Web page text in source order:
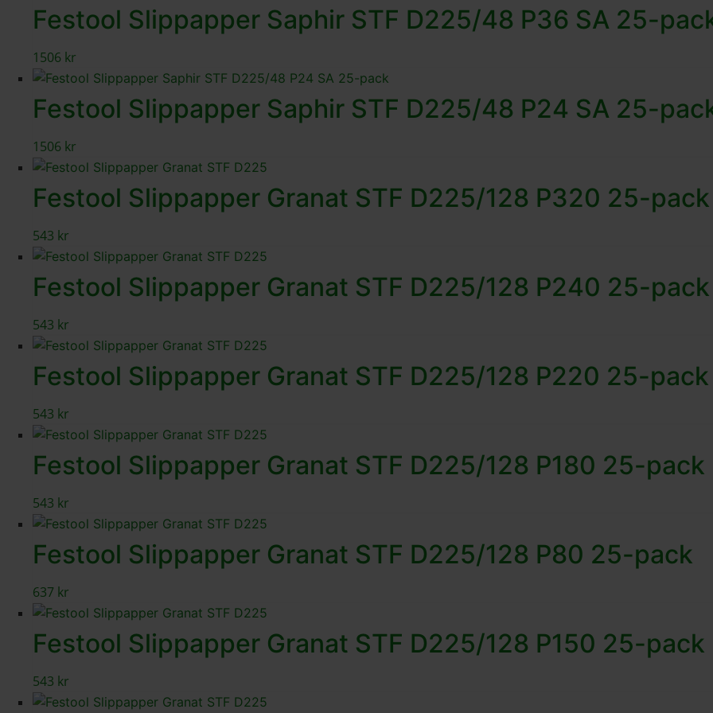
Festool Slippapper Saphir STF D225/48 P36 SA 25-
1506 kr
Festool Slippapper Saphir STF D225/48 P24 SA 25-
1506 kr
Festool Slippapper Granat STF D225/128 P320 25-pack
543 kr
Festool Slippapper Granat STF D225/128 P240 25-pack
543 kr
Festool Slippapper Granat STF D225/128 P220 25-pack
543 kr
Festool Slippapper Granat STF D225/128 P180 25-pack
543 kr
Festool Slippapper Granat STF D225/128 P80 25-pack
637 kr
Festool Slippapper Granat STF D225/128 P150 25-pack
543 kr